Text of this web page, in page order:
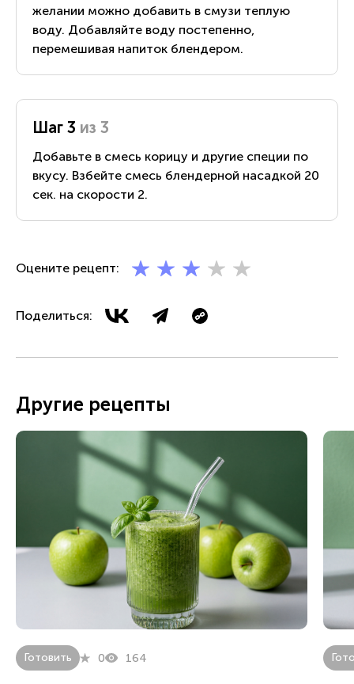
желании можно добавить в смузи теплую
воду. Добавляйте воду постепенно,
перемешивая напиток блендером.
Шаг 3 из 3
Добавьте в смесь корицу и другие специи по
вкусу. Взбейте смесь блендерной насадкой 20
сек. на скорости 2.
Оцените рецепт:
Поделиться:
Другие рецепты
Готовить 0 164